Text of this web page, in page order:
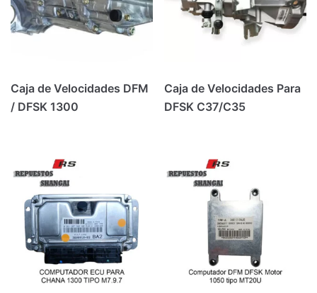
Caja de Velocidades DFM
/ DFSK 1300
Caja de Velocidades Para
DFSK C37/C35